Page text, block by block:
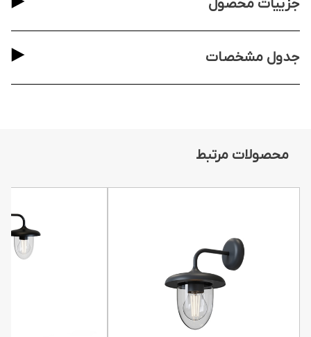
جزییات محصول
جدول مشخصات
محصولات مرتبط